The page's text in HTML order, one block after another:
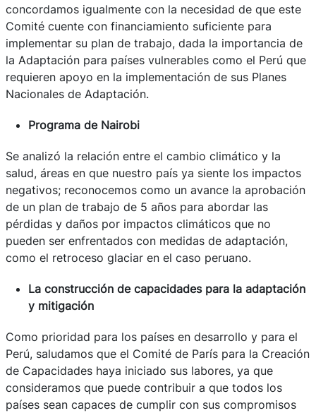
concordamos igualmente con la necesidad de que este
Comité cuente con financiamiento suficiente para
implementar su plan de trabajo, dada la importancia de
la Adaptación para países vulnerables como el Perú que
requieren apoyo en la implementación de sus Planes
Nacionales de Adaptación.
Programa de Nairobi
Se analizó la relación entre el cambio climático y la
salud, áreas en que nuestro país ya siente los impactos
negativos; reconocemos como un avance la aprobación
de un plan de trabajo de 5 años para abordar las
pérdidas y daños por impactos climáticos que no
pueden ser enfrentados con medidas de adaptación,
como el retroceso glaciar en el caso peruano.
La construcción de capacidades para la adaptación
y mitigación
Como prioridad para los países en desarrollo y para el
Perú, saludamos que el Comité de París para la Creación
de Capacidades haya iniciado sus labores, ya que
consideramos que puede contribuir a que todos los
países sean capaces de cumplir con sus compromisos